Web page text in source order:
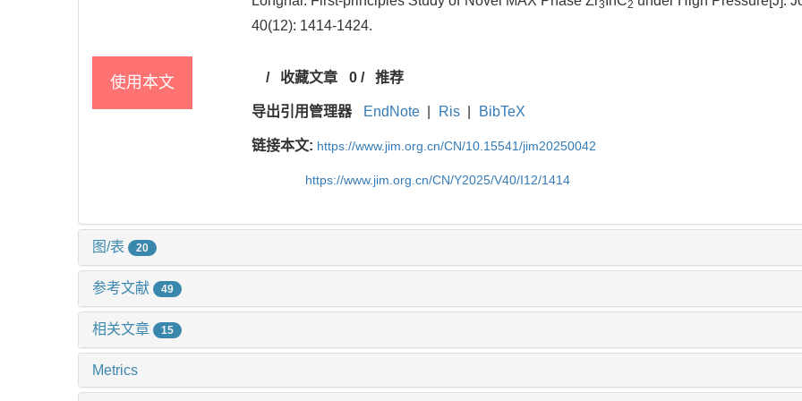
3 2
40(12): 1414-1424.
使用本文 / 收藏文章 0/ 推荐
导出引用管理器 EndNote Ris BibTeX
链接本文: https://www.jim.org.cn/CN/10.15541/jim20250042
https://www.jim.org.cn/CN/Y2025/V40/I12/1414
图/表 20
参考文献 49
相关文章 15
Metrics